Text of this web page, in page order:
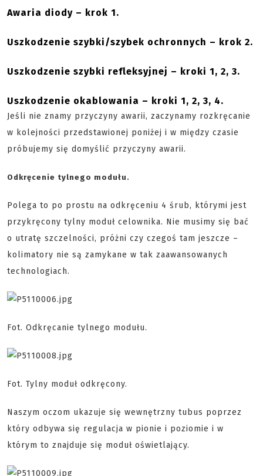
Awaria diody – krok 1.
Uszkodzenie szybki/szybek ochronnych – krok 2.
Uszkodzenie szybki refleksyjnej – kroki 1, 2, 3.
Uszkodzenie okablowania – kroki 1, 2, 3, 4.
Jeśli nie znamy przyczyny awarii, zaczynamy rozkręcanie
w kolejności przedstawionej poniżej i w między czasie
próbujemy się domyślić przyczyny awarii.
Odkręcenie tylnego modułu.
Polega to po prostu na odkręceniu 4 śrub, którymi jest
przykręcony tylny moduł celownika. Nie musimy się bać
o utratę szczelności, próżni czy czegoś tam jeszcze –
kolimatory nie są zamykane w tak zaawansowanych
technologiach.
Fot. Odkręcanie tylnego modułu.
Fot. Tylny moduł odkręcony.
Naszym oczom ukazuje się wewnętrzny tubus poprzez
który odbywa się regulacja w pionie i poziomie i w
którym to znajduje się moduł oświetlający.